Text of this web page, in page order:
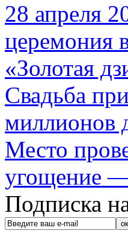
28 апреля
церемония
«Золотая
Свадьба
миллионов
Место
угощение —
Подписка